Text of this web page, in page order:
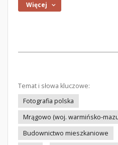
Więcej
Temat i słowa kluczowe:
Fotografia polska
Mrągowo (woj. warmińsko-
Budownictwo mieszkaniowe